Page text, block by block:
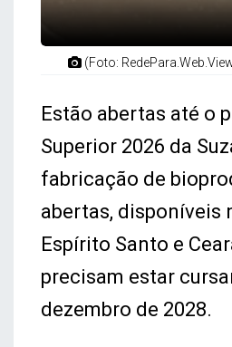
(Foto:
Estão abertas até o
Superior 2026 da
fabricação de
abertas, disponíveis
Espírito Santo e
precisam estar
dezembro de 2028.